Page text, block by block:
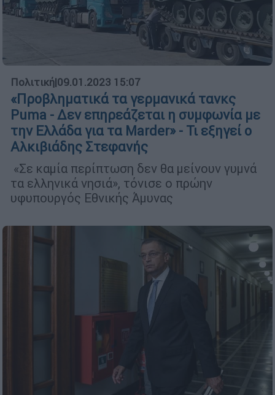
Πολιτική|09.01.2023 15:07
«Προβληματικά τα γερμανικά τανκς
Puma - Δεν επηρεάζεται η συμφωνία με
την Ελλάδα για τα Marder» - Τι εξηγεί ο
Αλκιβιάδης Στεφανής
«Σε καμία περίπτωση δεν θα μείνουν γυμνά
τα ελληνικά νησιά», τόνισε ο πρώην
υφυπουργός Εθνικής Άμυνας